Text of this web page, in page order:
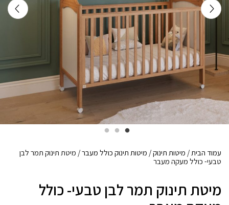
עמוד הבית/ מיטות תינוק/ מיטות תינוק כולל מעבר/ מיטת תינוק תמר לבן
טבעי- כולל מעקה מעבר
מיטת תינוק תמר לבן טבעי- כולל